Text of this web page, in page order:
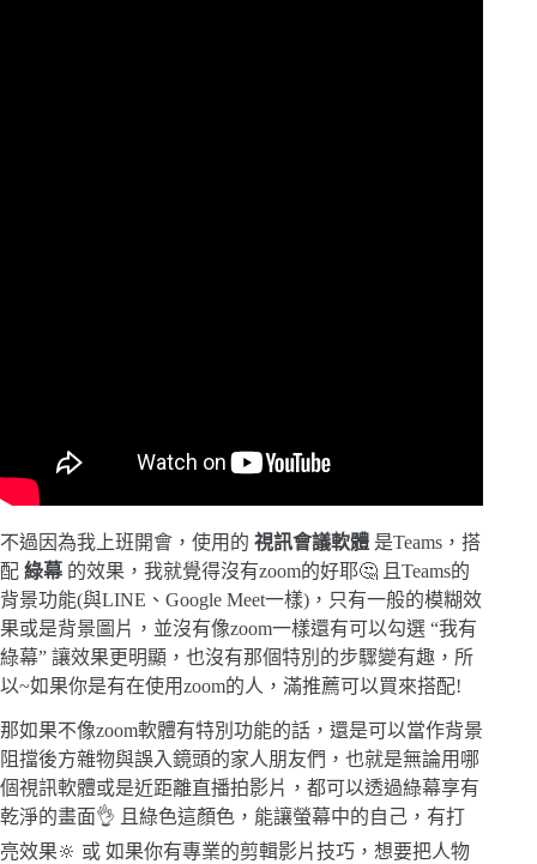
不過因為我上班開會，使用的 視訊會議軟體 是Teams，搭
配 綠幕 的效果，我就覺得沒有zoom的好耶🤔 且Teams的
背景功能(與LINE、Google Meet一樣)，只有一般的模糊效
果或是背景圖片，並沒有像zoom一樣還有可以勾選 “我有
綠幕” 讓效果更明顯，也沒有那個特別的步驟變有趣，所
以~如果你是有在使用zoom的人，滿推薦可以買來搭配!
那如果不像zoom軟體有特別功能的話，還是可以當作背景
阻擋後方雜物與誤入鏡頭的家人朋友們，也就是無論用哪
個視訊軟體或是近距離直播拍影片，都可以透過綠幕享有
乾淨的畫面👌 且綠色這顏色，能讓螢幕中的自己，有打
亮效果🔆 或 如果你有專業的剪輯影片技巧，想要把人物